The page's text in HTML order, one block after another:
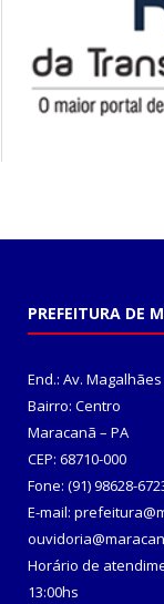
PREFEITURA DE
End.: Av.
Bairro: Centro
Maracanã – PA
CEP: 68710-000
Fone: (91) 98628-
E-mail:
Horário de
13:00hs